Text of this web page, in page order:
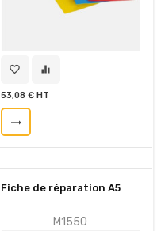
favorite_border equalizer
53,08 € HT
trending_flat
Fiche de réparation A5
M1550